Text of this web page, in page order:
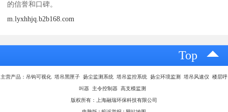
的信誉和口碑。
m.lyxhhjq.b2b168.com
Top
主营产品：吊钩可视化 塔吊黑匣子 扬尘监测系统 塔吊监控系统 扬尘环境监测 塔吊风速仪 楼层呼
叫器 主令控制器 高支模监测
版权所有：上海融瑞环保科技有限公司